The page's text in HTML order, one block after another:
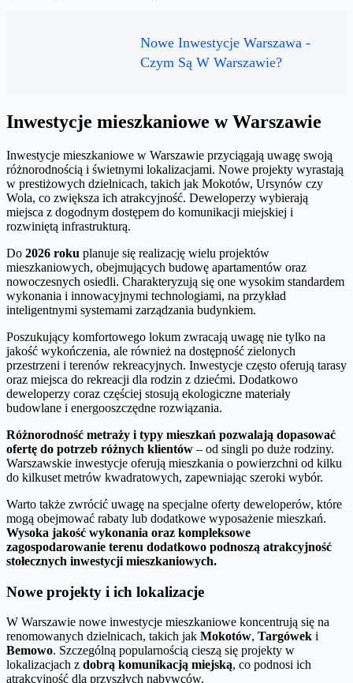
Nowe Inwestycje Warszawa -
Czym Są W Warszawie?
Inwestycje mieszkaniowe w Warszawie
Inwestycje mieszkaniowe w Warszawie przyciągają uwagę swoją
różnorodnością i świetnymi lokalizacjami. Nowe projekty wyrastają
w prestiżowych dzielnicach, takich jak Mokotów, Ursynów czy
Wola, co zwiększa ich atrakcyjność. Deweloperzy wybierają
miejsca z dogodnym dostępem do komunikacji miejskiej i
rozwiniętą infrastrukturą.
Do 2026 roku planuje się realizację wielu projektów
mieszkaniowych, obejmujących budowę apartamentów oraz
nowoczesnych osiedli. Charakteryzują się one wysokim standardem
wykonania i innowacyjnymi technologiami, na przykład
inteligentnymi systemami zarządzania budynkiem.
Poszukujący komfortowego lokum zwracają uwagę nie tylko na
jakość wykończenia, ale również na dostępność zielonych
przestrzeni i terenów rekreacyjnych. Inwestycje często oferują tarasy
oraz miejsca do rekreacji dla rodzin z dziećmi. Dodatkowo
deweloperzy coraz częściej stosują ekologiczne materiały
budowlane i energooszczędne rozwiązania.
Różnorodność metraży i typy mieszkań pozwalają dopasować
ofertę do potrzeb różnych klientów – od singli po duże rodziny.
Warszawskie inwestycje oferują mieszkania o powierzchni od kilku
do kilkuset metrów kwadratowych, zapewniając szeroki wybór.
Warto także zwrócić uwagę na specjalne oferty deweloperów, które
mogą obejmować rabaty lub dodatkowe wyposażenie mieszkań.
Wysoka jakość wykonania oraz kompleksowe
zagospodarowanie terenu dodatkowo podnoszą atrakcyjność
stołecznych inwestycji mieszkaniowych.
Nowe projekty i ich lokalizacje
W Warszawie nowe inwestycje mieszkaniowe koncentrują się na
renomowanych dzielnicach, takich jak Mokotów, Targówek i
Bemowo. Szczególną popularnością cieszą się projekty w
lokalizacjach z dobrą komunikacją miejską, co podnosi ich
atrakcyjność dla przyszłych nabywców.